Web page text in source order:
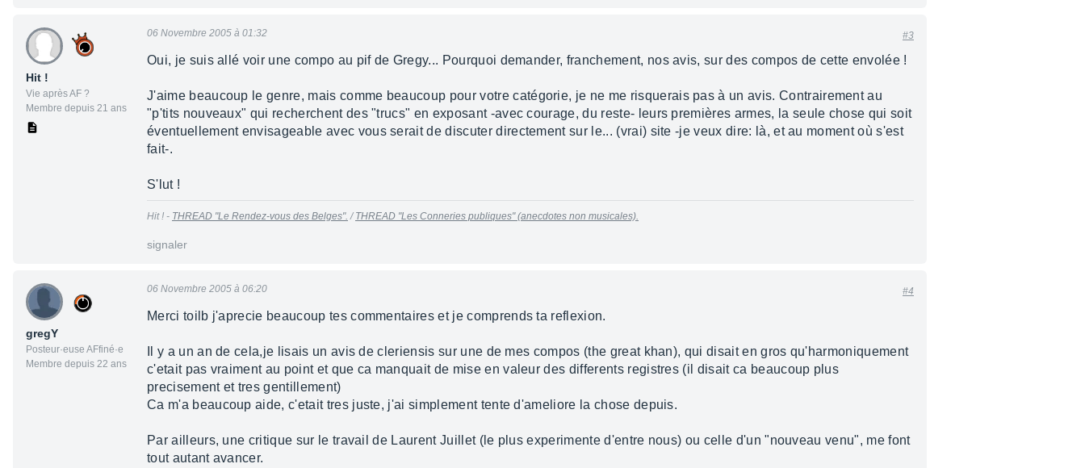
Hit !
Vie après AF ?
Membre depuis 21 ans
06 Novembre 2005 à 01:32 #3
Oui, je suis allé voir une compo au pif de Gregy... Pourquoi demander, franchement, nos avis, sur des compos de cette envolée !
J'aime beaucoup le genre, mais comme beaucoup pour votre catégorie, je ne me risquerais pas à un avis. Contrairement au
"p'tits nouveaux" qui recherchent des "trucs" en exposant -avec courage, du reste- leurs premières armes, la seule chose qui soit
éventuellement envisageable avec vous serait de discuter directement sur le... (vrai) site -je veux dire: là, et au moment où s'est
fait-.
S'lut !
Hit ! - THREAD "Le Rendez-vous des Belges". / THREAD "Les Conneries publiques" (anecdotes non musicales).
signaler
gregY
Posteur·euse AFfiné·e
Membre depuis 22 ans
06 Novembre 2005 à 06:20 #4
Merci toilb j'aprecie beaucoup tes commentaires et je comprends ta reflexion.
Il y a un an de cela,je lisais un avis de cleriensis sur une de mes compos (the great khan), qui disait en gros qu'harmoniquement
c'etait pas vraiment au point et que ca manquait de mise en valeur des differents registres (il disait ca beaucoup plus
precisement et tres gentillement)
Ca m'a beaucoup aide, c'etait tres juste, j'ai simplement tente d'ameliore la chose depuis.
Par ailleurs, une critique sur le travail de Laurent Juillet (le plus experimente d'entre nous) ou celle d'un "nouveau venu", me font
tout autant avancer.